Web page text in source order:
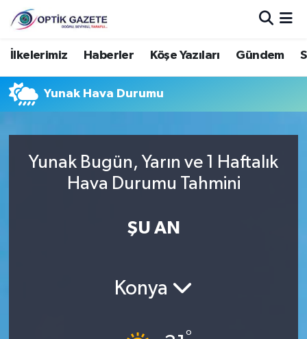
İlkelerimiz Haberler Köşe Yazıları Gündem
Yunak Hava Durumu
Yunak Bugün, Yarın ve 1 Haftalık
Hava Durumu Tahmini
ŞU AN
Konya
Nöbetçi Eczaneler
Hava Durumu
Trafik Durumu
Süper Lig Puan Durumu ve Fikstür